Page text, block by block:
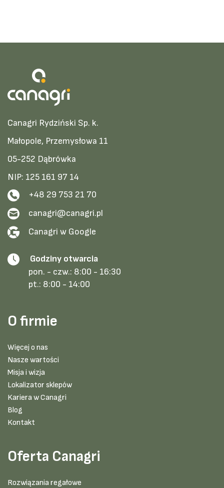
Canagri Rydziński Sp. k.
Małopole, Przemysłowa 11
05-252 Dąbrówka
NIP: 125 161 97 14
+48 29 753 21 70
canagri@canagri.pl
Canagri w Google
Godziny otwarcia
pon. - czw.: 8:00 - 16:30
pt.: 8:00 - 14:00
O firmie
Więcej o nas
Nasze wartości
Misja i wizja
Lokalizator sklepów
Kariera w Canagri
Blog
Kontakt
Oferta Canagri
Rozwiązania regałowe